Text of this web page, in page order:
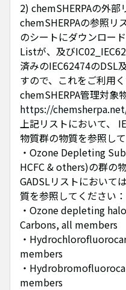
2) chemSHERPAの外
chemSHERPAの参照リ
のシートにダウンロー
Listが、及び
済みのIEC62474のDSL
すので、これをご利用く
chemSHERPA管理対象
https://
上記リストにおいて、
物質群の物質を参照し
・Ozone Depleting
HCFC & others)の群の
GADSLリストにおいて
質を参照してください：
・Ozone depleting
Carbons, all members
・
members
・
members